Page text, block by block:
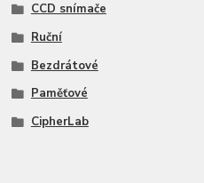
CCD snímače
Ruční
Bezdrátové
Paměťové
CipherLab